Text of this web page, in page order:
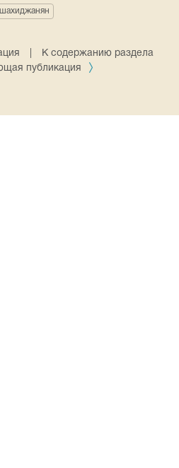
шахиджанян
К содержанию раздела
публикация